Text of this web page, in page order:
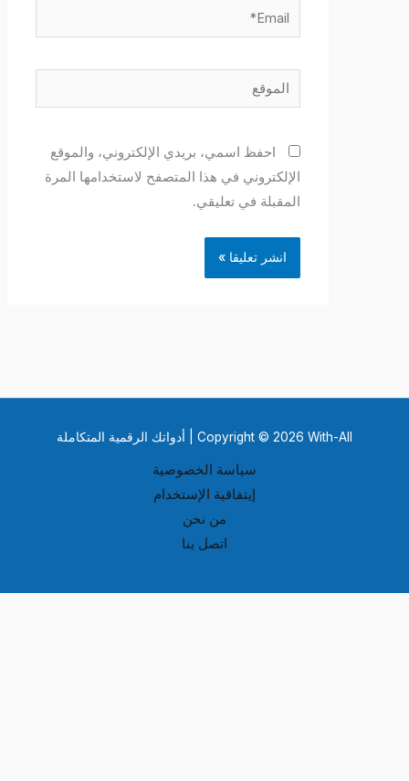
احفظ اسمي، بريدي الإلكتروني، والموقع
الإلكتروني في هذا المتصفح لاستخدامها المرة
المقبلة في تعليقي.
Copyright © 2026 With-All | أدواتك الرقمية المتكاملة
سياسة الخصوصية
إيتفاقية الإستخدام
من نحن
اتصل بنا